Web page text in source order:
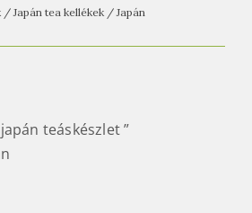
/ Japán tea kellékek / Japán
teáskészlet ”